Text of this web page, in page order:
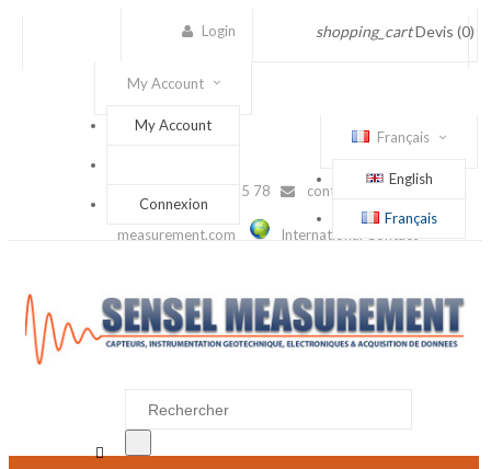
shopping_cart Devis (0)
Login
My Account
My Account
Connexion
Français
English
Français
(+33) 1 56 88 25 78 contact@sensel-
measurement.com International Contact
